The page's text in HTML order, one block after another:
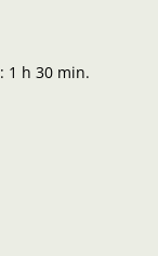
: 1 h 30 min.